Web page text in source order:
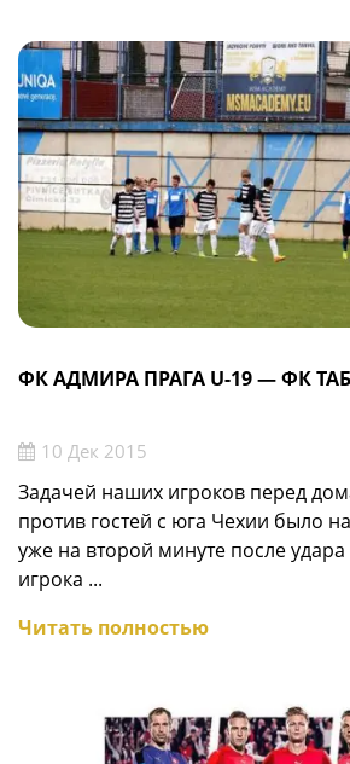
ФК АДМИРА ПРАГА U-19 — ФК
10 Дек 2015
Задачей наших игроков перед
против гостей с юга Чехии было
уже на второй минуте после
игрока ...
Читать полностью